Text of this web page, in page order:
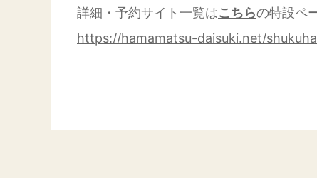
詳細・予約サイト一覧はこちらの特設ペ
https://hamamatsu-daisuki.net/